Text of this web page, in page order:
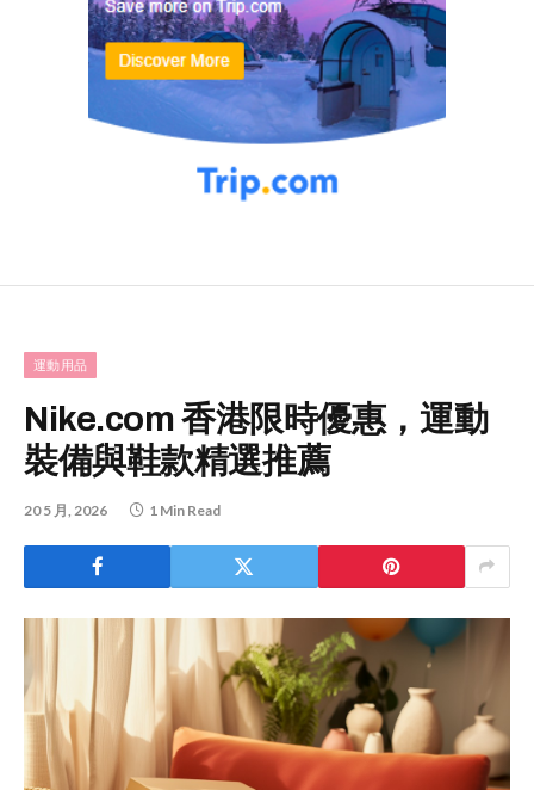
運動用品
Nike.com 香港限時優惠，運動
裝備與鞋款精選推薦
20 5 月, 2026 1 Min Read